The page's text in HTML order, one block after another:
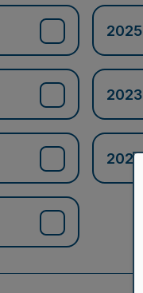
2025
2023
2021